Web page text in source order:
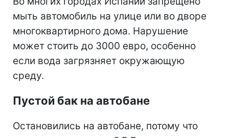
мыть автомобиль на улице или во дворе
многоквартирного дома. Нарушение
может стоить до 3000 евро, особенно
если вода загрязняет окружающую
среду.
Пустой бак на автобане
Остановились на автобане, потому что